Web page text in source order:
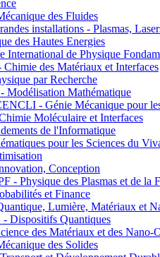
des Fluides
installations - Plasmas,
des Hautes Energies
de Physique
des Matériaux et Interfaces
par Recherche
Mathématique
- Génie Mécanique pour
Moléculaire et Interfaces
de l'Informatique
pour les Sciences du
Conception
- Physique des Plasmas et de la
et Finance
Lumière, Matériaux et
Quantiques
des Matériaux et des Nano-
des Solides